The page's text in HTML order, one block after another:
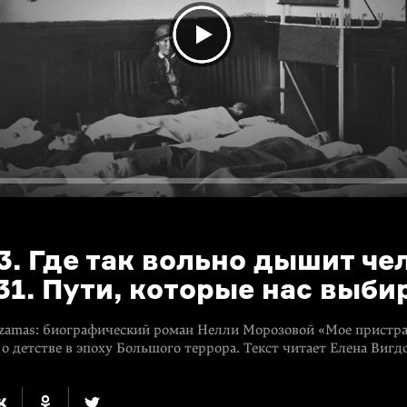
Где так вольно дышит
Пути, которые нас
биографический роман Нелли Морозовой «Мое
детстве в эпоху Большого террора. Текст читает Елена